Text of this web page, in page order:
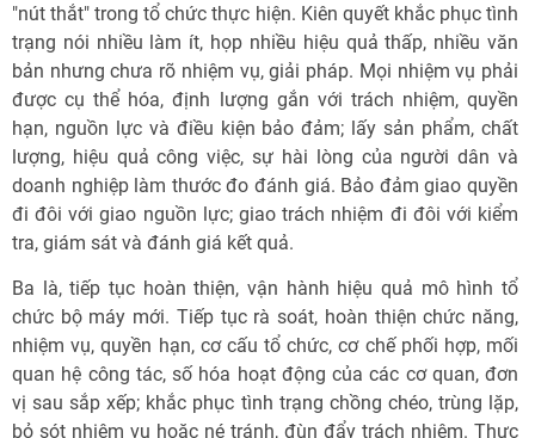
"nút thắt" trong tổ chức thực hiện. Kiên quyết khắc phục tình
trạng nói nhiều làm ít, họp nhiều hiệu quả thấp, nhiều văn
bản nhưng chưa rõ nhiệm vụ, giải pháp. Mọi nhiệm vụ phải
được cụ thể hóa, định lượng gắn với trách nhiệm, quyền
hạn, nguồn lực và điều kiện bảo đảm; lấy sản phẩm, chất
lượng, hiệu quả công việc, sự hài lòng của người dân và
doanh nghiệp làm thước đo đánh giá. Bảo đảm giao quyền
đi đôi với giao nguồn lực; giao trách nhiệm đi đôi với kiểm
tra, giám sát và đánh giá kết quả.
Ba là, tiếp tục hoàn thiện, vận hành hiệu quả mô hình tổ
chức bộ máy mới. Tiếp tục rà soát, hoàn thiện chức năng,
nhiệm vụ, quyền hạn, cơ cấu tổ chức, cơ chế phối hợp, mối
quan hệ công tác, số hóa hoạt động của các cơ quan, đơn
vị sau sắp xếp; khắc phục tình trạng chồng chéo, trùng lặp,
bỏ sót nhiệm vụ hoặc né tránh, đùn đẩy trách nhiệm. Thực